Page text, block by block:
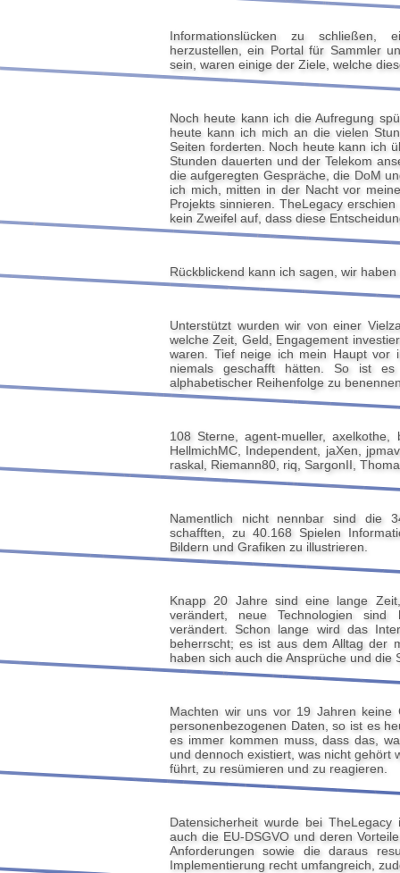
Informationslücken zu schließen,
herzustellen, ein Portal für Sammler
sein, waren einige der Ziele, welche
Noch heute kann ich die Aufregung
heute kann ich mich an die vielen
Seiten forderten. Noch heute kann ich
Stunden dauerten und der Telekom
die aufgeregten Gespräche, die DoM
ich mich, mitten in der Nacht vor
Projekts sinnieren. TheLegacy
kein Zweifel auf, dass diese
Rückblickend kann ich sagen, wir
Unterstützt wurden wir von einer
welche Zeit, Geld, Engagement
waren. Tief neige ich mein Haupt
niemals geschafft hätten. So ist
alphabetischer Reihenfolge zu
108 Sterne, agent-mueller, axelkothe,
HellmichMC, Independent, jaXen,
raskal, Riemann80, riq, SargonII,
Namentlich nicht nennbar sind die
schafften, zu 40.168 Spielen
Bildern und Grafiken zu illustrieren.
Knapp 20 Jahre sind eine lange
verändert, neue Technologien sind
verändert. Schon lange wird das
beherrscht; es ist aus dem Alltag der
haben sich auch die Ansprüche und die
Machten wir uns vor 19 Jahren keine
personenbezogenen Daten, so ist es
es immer kommen muss, dass das,
und dennoch existiert, was nicht gehört
führt, zu resümieren und zu reagieren.
Datensicherheit wurde bei
auch die EU-DSGVO und deren
Anforderungen sowie die daraus
Implementierung recht umfangreich,